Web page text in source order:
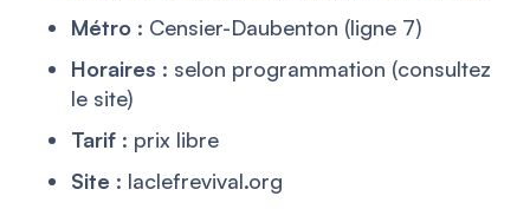
Métro : Censier-Daubenton (ligne 7)
Horaires : selon programmation (consultez
le site)
Tarif : prix libre
Site : laclefrevival.org